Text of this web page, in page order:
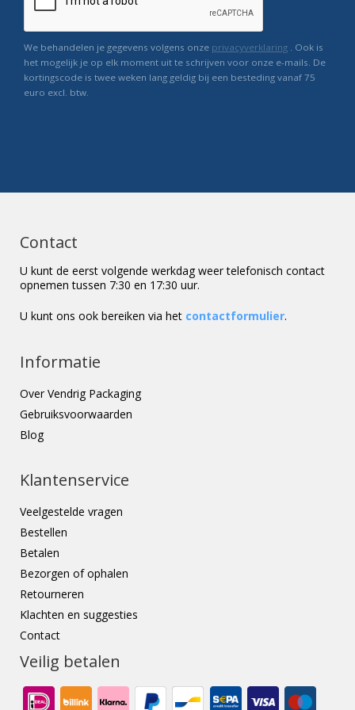
We behandelen je gegevens volgens onze privacyverklaring . Ook is
het mogelijk je op elk moment uit te schrijven voor onze e-mails. De
kortingscode is twee weken lang geldig bij een besteding vanaf 75
euro excl. btw.
Contact
U kunt de eerst volgende werkdag weer telefonisch contact
opnemen tussen 7:30 en 17:30 uur.
U kunt ons ook bereiken via het contactformulier.
Informatie
Over Vendrig Packaging
Gebruiksvoorwaarden
Blog
Klantenservice
Veelgestelde vragen
Bestellen
Betalen
Bezorgen of ophalen
Retourneren
Klachten en suggesties
Contact
Veilig betalen